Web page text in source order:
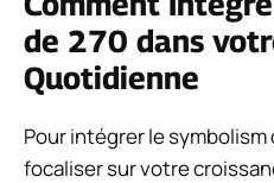
de 270 dans
Quotidienne
Pour intégrer le symbolism
focaliser sur votre